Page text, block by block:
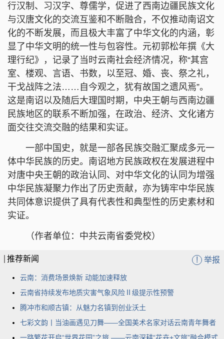
行汉制、习汉字、尊儒学，促进了西南边疆民族文化
与汉唐文化的交流互鉴和不断融合，不仅推动南诏文
化的不断发展，而且极大丰富了中华文化的内涵，彰
显了中华文明的统一性与包容性。元初郭松年撰《大
理行纪》，记录了当时云南社会经济情况，称“其宫
室、楼观、言语、书数，以至冠、婚、丧、祭之礼，
干戈战阵之法……自今观之，犹有故国之遗风焉”。
这是南诏以及随后大理国时期，中央王朝与西南边疆
民族地区的联系不断加强，在政治、经济、文化诸方
面交往交流交融的结果和实证。
一部中国史，就是一部各民族交融汇聚成多元一
体中华民族的历史。南诏地方民族政权在发展进程中
对唐中央王朝的政治认同、对中华文化的认同为增强
中华民族凝聚力作出了历史贡献，亦为铸牢中华民族
共同体意识提供了具有代表性和典型性的历史素材和
实证。
（作者单位：中共云南省委党校）
推荐新闻 ! 举报
云南：消费场景焕新 动能加速释放
云南省持续发布地质灾害气象风险Ⅱ级提示性预警
腾冲市和顺古镇：从魅力名镇到创业沃土
七彩文韵丨当油画遇见刀舞——全国美术名家对话云南青年舞者
一路繁花开启“世界花园”之旅 ——云南深耕“花卉+文旅”融合模式